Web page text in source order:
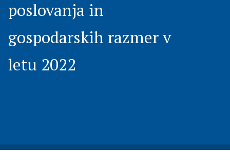
poslovanja in
gospodarskih razmer v
letu 2022